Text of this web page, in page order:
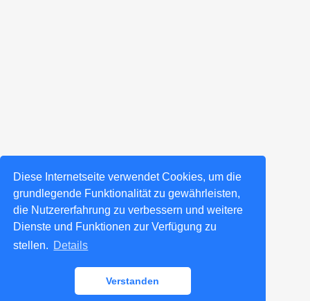
Diese Internetseite verwendet Cookies, um die
grundlegende Funktionalität zu gewährleisten,
die Nutzererfahrung zu verbessern und weitere
Dienste und Funktionen zur Verfügung zu
stellen. Details
Verstanden